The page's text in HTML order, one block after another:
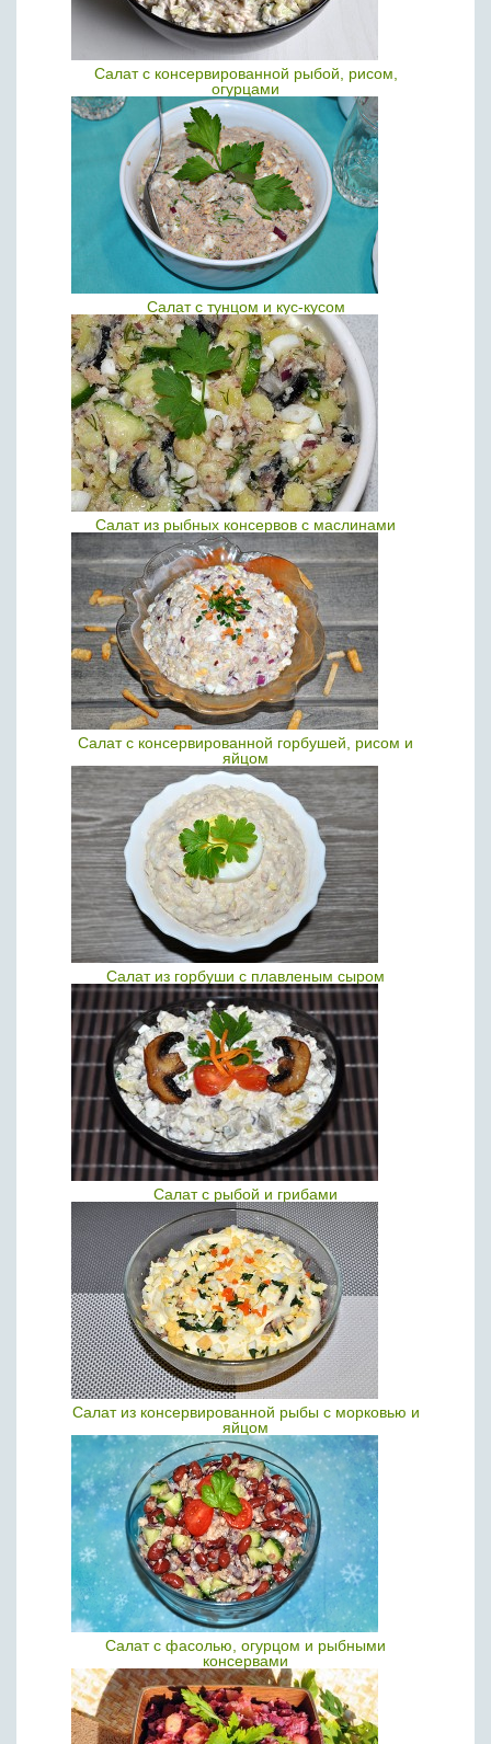
Салат с консервированной рыбой, рисом,
огурцами
Салат с тунцом и кус-кусом
Салат из рыбных консервов с маслинами
Салат с консервированной горбушей, рисом и
яйцом
Салат из горбуши с плавленым сыром
Салат с рыбой и грибами
Салат из консервированной рыбы с морковью и
яйцом
Салат с фасолью, огурцом и рыбными
консервами